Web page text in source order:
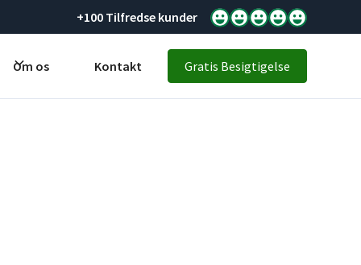
+100 Tilfredse kunder
Om os Kontakt Gratis Besigtigelse